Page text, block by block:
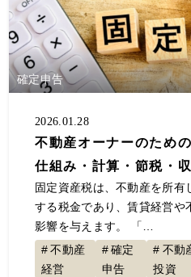
確定申告
2026.01.28
不動産オーナーのため
仕組み・計算・節税・
固定資産税は、不動産を所有
する税金であり、賃貸経営や
影響を与えます。 「…
不動産
経営
確定
申告
不動
投資